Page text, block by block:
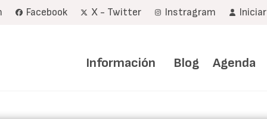
Facebook X - Twitter Instragram
Información Blog Agenda